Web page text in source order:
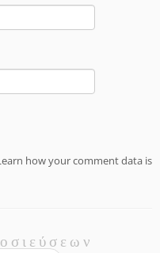
how your comment data is